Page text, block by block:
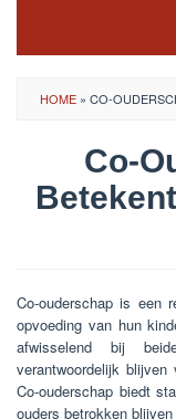
content
HOME » CO-
Co-
Co-ouderschap is een
opvoeding van hun
afwisselend bij
verantwoordelijk
Co-ouderschap biedt
ouders betrokken